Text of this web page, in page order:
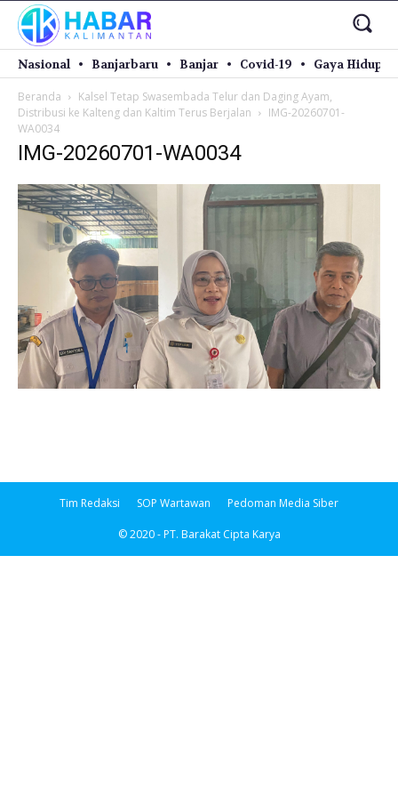
Nasional Banjarbaru Banjar Covid-19 Gaya Hidup
Beranda
Kalsel Tetap Swasembada Telur dan Daging Ayam,
Distribusi ke Kalteng dan Kaltim Terus Berjalan
IMG-20260701-
WA0034
IMG-20260701-WA0034
Tim Redaksi SOP Wartawan Pedoman Media Siber
© 2020 - PT. Barakat Cipta Karya